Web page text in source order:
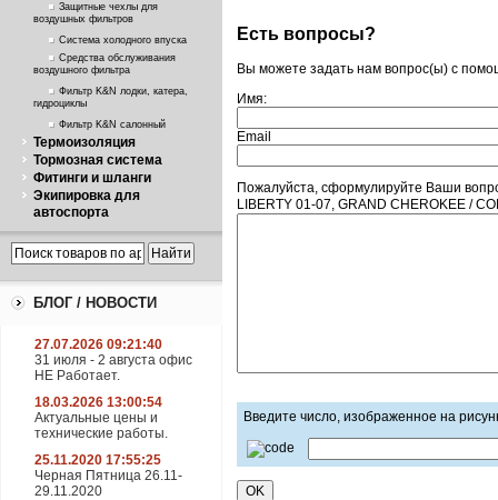
Защитные чехлы для
воздушных фильтров
Система холодного впуска
Средства обслуживания
воздушного фильтра
Фильтр K&N лодки, катера,
гидроциклы
Фильтр K&N салонный
Термоизоляция
Тормозная система
Фитинги и шланги
Экипировка для
автоспорта
БЛОГ / НОВОСТИ
27.07.2026 09:21:40
31 июля - 2 августа офис
НЕ Работает.
18.03.2026 13:00:54
Актуальные цены и
технические работы.
25.11.2020 17:55:25
Черная Пятница 26.11-
29.11.2020
Есть вопросы?
Вы можете задать нам вопрос(ы) с
Имя:
Email
Пожалуйста, сформулируйте Ваши
LIBERTY 01-07, GRAND CHEROKEE /
Введите число, изображенное на